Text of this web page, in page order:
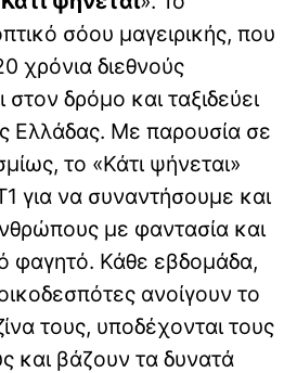
σόου μαγειρικής, που
χρόνια διεθνούς
στον δρόμο και ταξιδεύει
Ελλάδας. Με παρουσία σε
το «Κάτι ψήνεται»
για να συναντήσουμε και
με φαντασία και
φαγητό. Κάθε εβδομάδα,
ανοίγουν το
τους, υποδέχονται τους
και βάζουν τα δυνατά